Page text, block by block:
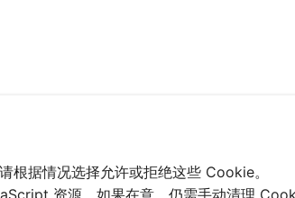
据情况选择允许或拒绝这些 Cookie。
资源。如果在意，仍需手动清理